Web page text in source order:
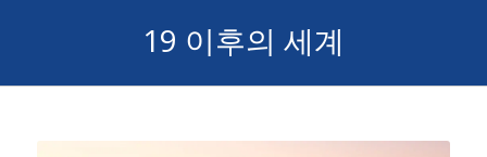
19 이후의 세계